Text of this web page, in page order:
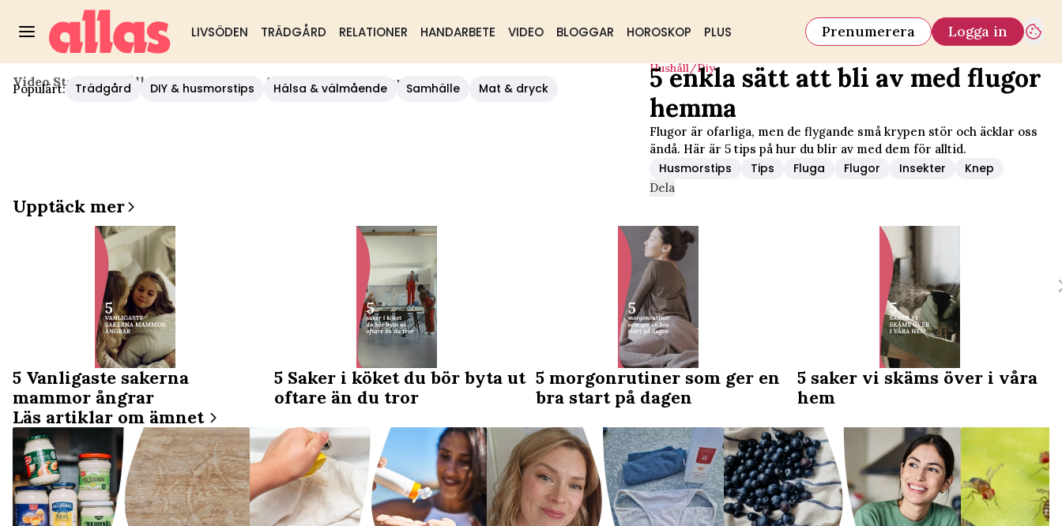
LIVSÖDEN TRÄDGÅRD RELATIONER HANDARBETE VIDEO BLOGGAR HOROSKOP PLUS Prenumerera Logga in
Populärt: Trädgård DIY & husmorstips Hälsa & välmående Samhälle Mat & dryck
Video Start / Hushåll/diy/5 Enkla Sätt Att Bli Av Med Flugor Hemma
Hushåll/diy
5 enkla sätt att bli av med flugor
hemma
Flugor är ofarliga, men de flygande små krypen stör och äcklar oss
ändå. Här är 5 tips på hur du blir av med dem för alltid.
Husmorstips Tips Fluga Flugor Insekter Knep
Dela
Upptäck mer
5 Vanligaste sakerna
mammor ångrar
5 Saker i köket du bör byta ut
oftare än du tror
5 morgonrutiner som ger en
bra start på dagen
5 saker vi skäms över i våra
hem
Läs artiklar om ämnet